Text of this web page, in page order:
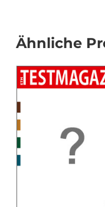
Ähnliche